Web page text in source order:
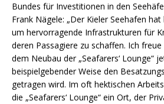
Bundes für Investitionen in den
Frank Nägele: „Der Kieler Seehafen
um hervorragende Infrastrukturen für
deren Passagiere zu schaffen. Ich
dem Neubau der „Seafarers‘ Lounge“
beispielgebender Weise den
getragen wird. Im oft hektischen
die „Seafarers‘ Lounge“ ein Ort, der